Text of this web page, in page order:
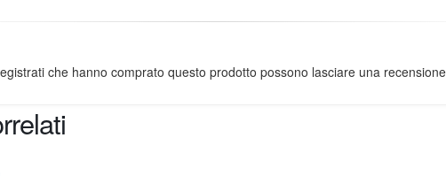
che hanno comprato questo prodotto possono lasciare una